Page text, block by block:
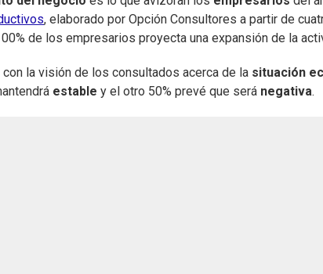
, elaborado por Opción Consultores a partir de
de los empresarios proyecta una expansión de la
la visión de los consultados acerca de la situación
estable y el otro 50% prevé que será negativa.